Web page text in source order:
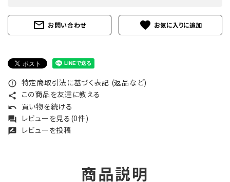
mail_outline お問い合わせ favorite
error_outline 特定商取引法に基づく表記 (返品など)
share この商品を友達に教える
undo 買い物を続ける
forum レビューを見る(0件)
rate_review レビューを投稿
商品説明